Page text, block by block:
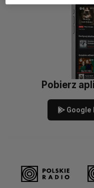
Pobierz
Google